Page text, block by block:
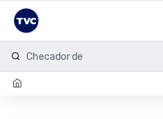
Checador de hu